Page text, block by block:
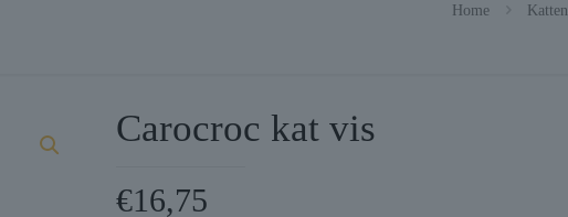
Home Katten
Carocroc kat vis
€16,75